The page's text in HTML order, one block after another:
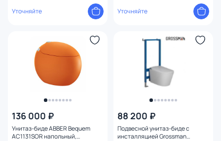
Уточняйте
Уточняйте
136 000 ₽
Унитаз-биде ABBER Bequem
AC1131SOR напольный,
88 200 ₽
Подвесной унитаз-биде с
инсталляцией Grossman